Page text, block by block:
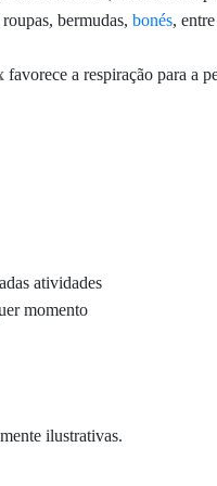
bermudas, bonés,
favorece a respiração para a
atividades
momento
ilustrativas.